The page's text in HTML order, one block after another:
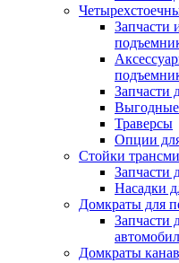
Запчасти
Запчасти
Траверсы
Опции
Стойки
Запчасти
Насадки
Домкраты для
Запчасти
Домкраты